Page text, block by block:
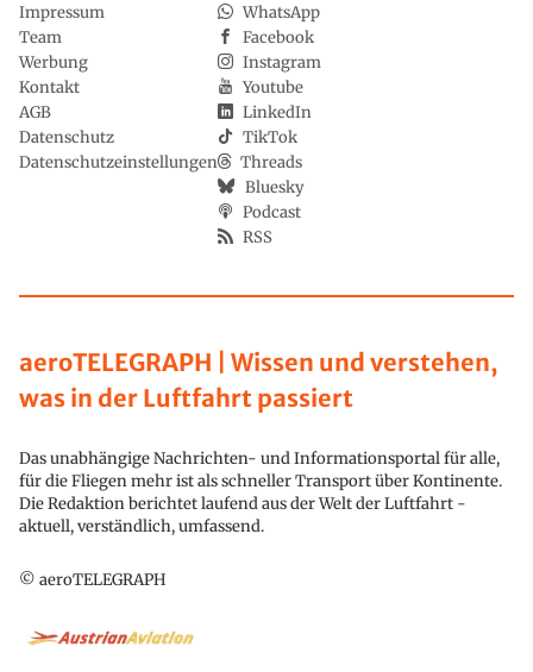
aeroTELEGRAPH | Wissen und verstehen,
was in der Luftfahrt passiert
Das unabhängige Nachrichten- und Informationsportal für alle,
für die Fliegen mehr ist als schneller Transport über Kontinente.
Die Redaktion berichtet laufend aus der Welt der Luftfahrt -
aktuell, verständlich, umfassend.
© aeroTELEGRAPH
Impressum
Team
Werbung
Kontakt
AGB
Datenschutz
Datenschutzeinstellungen
WhatsApp
Facebook
Instagram
Youtube
LinkedIn
TikTok
Threads
Bluesky
Podcast
RSS